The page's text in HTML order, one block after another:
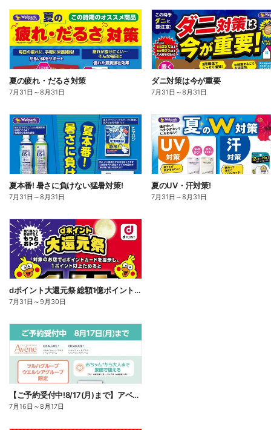
夏の疲れ・だるさ対策
7月31日 ～8月31日
ダニ対策は今が重要
7月31日 ～8月31日
夏本番! 暑さに負けない猛暑対策!
7月31日 ～8月31日
夏のUV・汗対策!
7月31日 ～8月31日
dポイント大還元祭 総額1億ポイント山分けキャンペーン
7月31日 ～9月30日
【ご予約受付中!8/17(月)まで】アベンヌ シカルファット
7月16日 ～8月17日